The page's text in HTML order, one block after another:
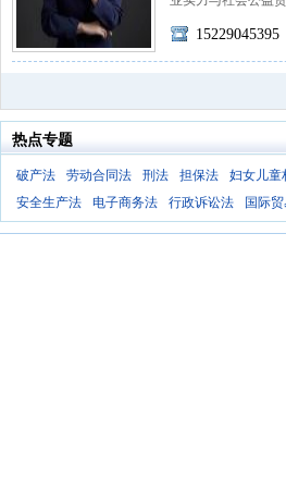
15229045395
热点专题
破产法 劳动合同法 刑法 担保法 妇女儿童
安全生产法
电子商务法 行政诉讼法 国际